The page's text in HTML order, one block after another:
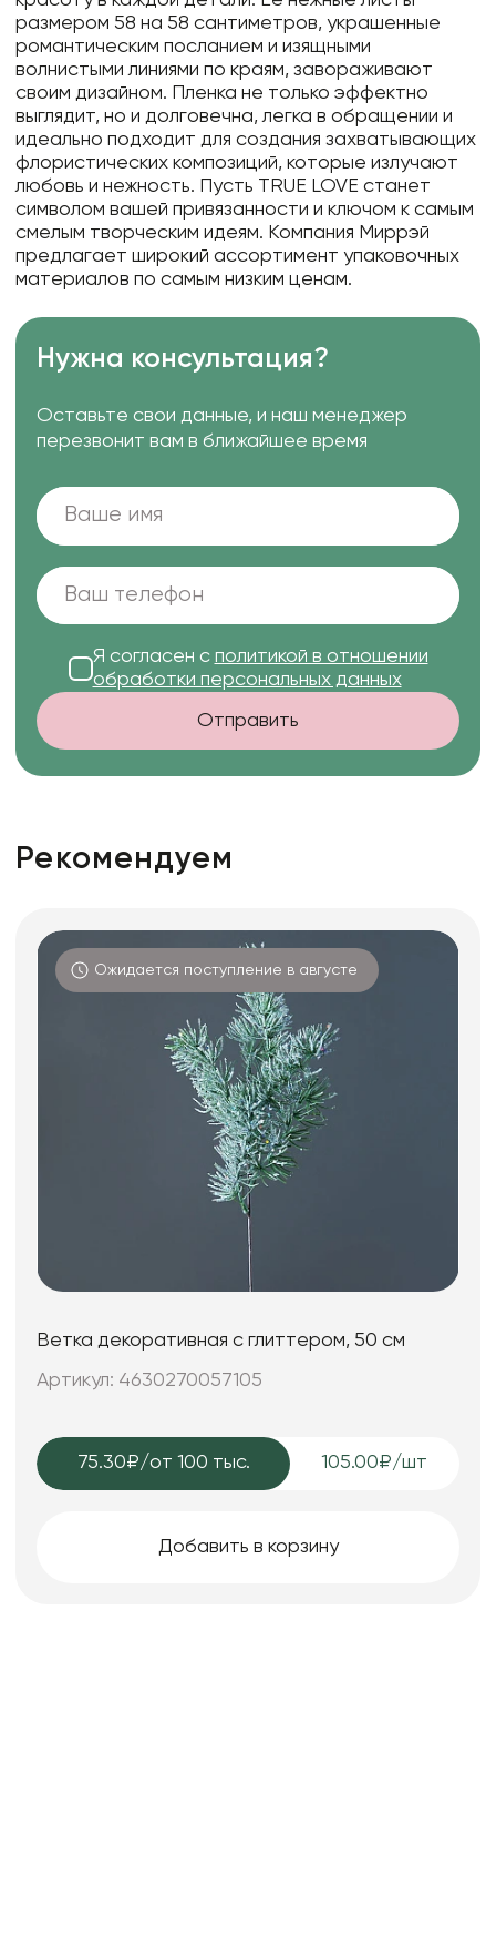
размером 58 на 58 сантиметров, украшенные
романтическим посланием и изящными
волнистыми линиями по краям, завораживают
своим дизайном. Пленка не только эффектно
выглядит, но и долговечна, легка в обращении и
идеально подходит для создания захватывающих
флористических композиций, которые излучают
любовь и нежность. Пусть TRUE LOVE станет
символом вашей привязанности и ключом к самым
смелым творческим идеям. Компания Миррэй
предлагает широкий ассортимент упаковочных
материалов по самым низким ценам.
Нужна консультация?
Оставьте свои данные, и наш менеджер
перезвонит вам в ближайшее время
Я согласен с политикой в отношении
обработки персональных данных
Отправить
Рекомендуем
Ожидается поступление в августе
Ветка декоративная с глиттером, 50 см
Артикул: 4630270057105
75.30₽/от 100 тыс. 105.00₽/шт
Добавить в корзину